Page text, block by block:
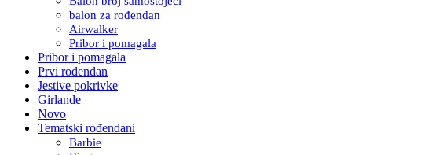
balon za rođendan
Airwalker
Pribor i pomagala
Pribor i pomagala
Prvi rođendan
Jestive pokrivke
Girlande
Novo
Tematski rođendani
Barbie